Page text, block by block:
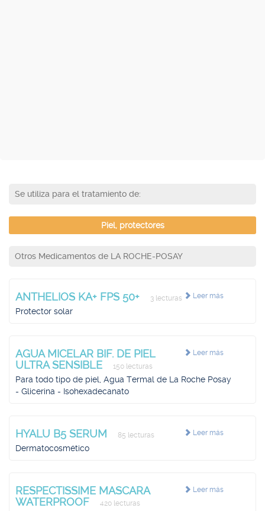
Se utiliza para el tratamiento de:
Piel, protectores
Otros Medicamentos de LA ROCHE-POSAY
Leer más
ANTHELIOS KA+ FPS 50+ 3 lecturas
Protector solar
Leer más
AGUA MICELAR BIF. DE PIEL
ULTRA SENSIBLE
150 lecturas
Para todo tipo de piel, Agua Termal de La Roche Posay
- Glicerina - Isohexadecanato
Leer más
HYALU B5 SERUM 85 lecturas
Dermatocosmético
Leer más
RESPECTISSIME MASCARA
WATERPROOF
420 lecturas